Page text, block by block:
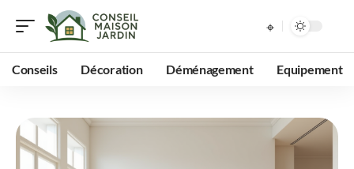
Conseils Décoration Déménagement Equipement